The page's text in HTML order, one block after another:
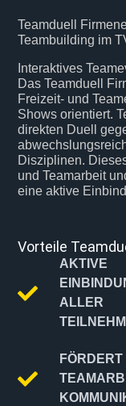
Teamduell
Teambuilding im
Interaktives
Das Teamduell
Freizeit- und
Shows orientiert.
direkten Duell
Disziplinen.
und Teamarbeit
eine aktive
Vorteile
AKTIVE
ALLER
FÖRDERT